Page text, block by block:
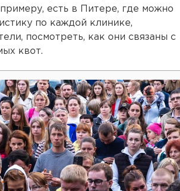
есть в Питере, где можно
по каждой клинике,
посмотреть, как они связаны с
квот.